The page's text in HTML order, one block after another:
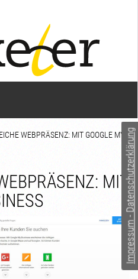
Impressum - Datenschutzerklärung
WEBPRÄSENZ: MIT GOOGLE MY
MIT